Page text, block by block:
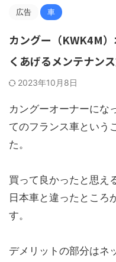
広告 車
カングー（KWK4M
くあげるメンテナン
2023年10月8日
カングーオーナーにな
てのフランス車という
た。
買って良かったと思え
日本車と違ったところ
す。
デメリットの部分はネ